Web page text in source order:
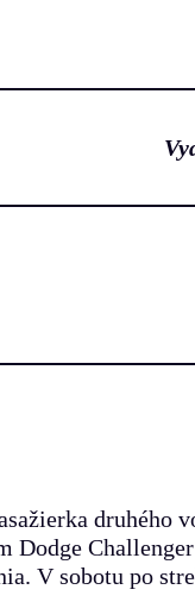
druhého
V sobotu po